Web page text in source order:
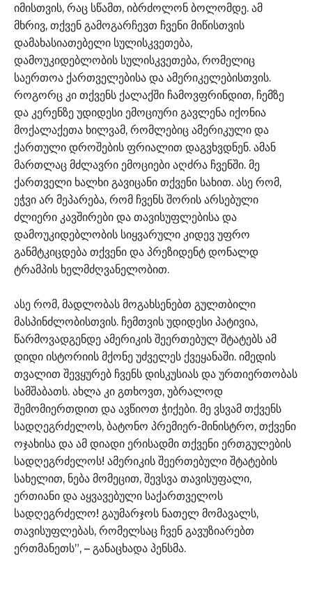
იმისთვის, რაც სწამთ, იბრძოლონ ბოლომდე. ამ
მხრივ, თქვენ გამოგარჩევთ ჩვენი მიწისთვის
დამახასიათებელი სულისკვეთება,
დამოუკიდებლობის სულისკვეთება, რომელიც
საერთოა ქართველებისა და ამერიკელებისთვის.
როგორც კი თქვენს ქალაქში ჩამოვფრინდით, ჩემზე
და კერენზე უდიდესი ემოციური გავლენა იქონია
მოქალაქეთა ხილვამ, რომლებიც ამერიკული და
ქართული დროშების ფრიალით დაგვხვდნენ. ამან
მართლაც მძლავრი ემოციები აღძრა ჩვენში. მე
ქართველი ხალხი გავიცანი თქვენი სახით. ასე რომ,
ეჭვი არ მეპარება, რომ ჩვენს შორის არსებული
ძლიერი კავშირები და თავისუფლებისა და
დამოუკიდებლობის სიყვარული კიდევ უფრო
განმტკიცდება თქვენი და პრეზიდენტ დონალდ
ტრამპის ხელმძღვანელობით.
ასე რომ, მადლობას მოგახსენებთ გულთბილი
მასპინძლობისთვის. ჩემთვის უდიდესი პატივია,
წარმოვადგენდე ამერიკის შეერთებულ შტატებს ამ
დიდი ისტორიის მქონე უძველეს ქვეყანაში. იმედის
თვალით შევყურებ ჩვენს დისკუსიას და ურთიერთობას
სამშაბათს. ახლა კი გთხოვთ, უბრალოდ
შემომიერთდით და ავწიოთ ჭიქები. მე ვსვამ თქვენს
სადღეგრძელოს, ბატონო პრემიერ-მინისტრო, თქვენი
ოჯახისა და ამ დიადი ერისადმი თქვენი ერთგულების
სადღეგრძელოს! ამერიკის შეერთებული შტატების
სახელით, ნება მომეცით, შევსვა თავისუფალი,
ერთიანი და აყვავებული საქართველოს
სადღეგრძელო! გაუმარჯოს ნათელ მომავალს,
თავისუფლებას, რომელსაც ჩვენ გავუზიარებთ
ერთმანეთს”, – განაცხადა პენსმა.